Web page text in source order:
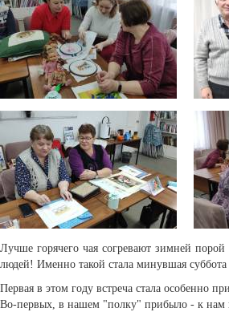
Лучше горячего чая согревают зимней
людей! Именно такой стала минувшая
Первая в этом году встреча стала особенно
Во-первых, в нашем "полку" прибыло - к нам